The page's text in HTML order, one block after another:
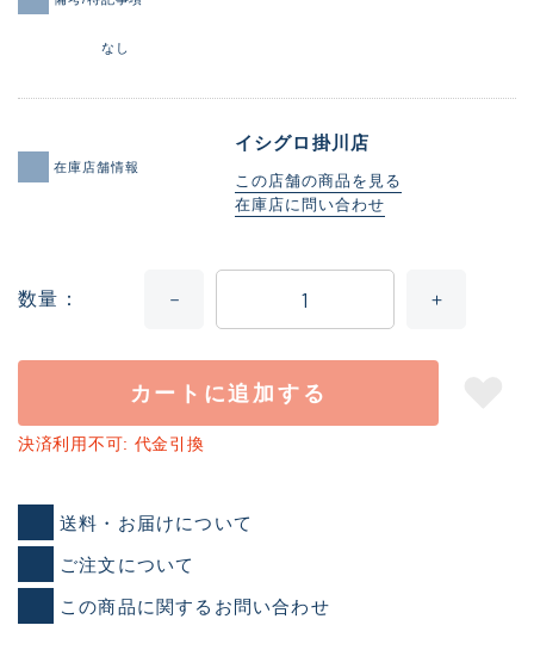
なし
在庫店舗情報
イシグロ掛川店
この店舗の商品を見る
在庫店に問い合わせ
数量
カートに追加する
決済利用不可: 代金引換
送料・お届けについて
ご注文について
この商品に関するお問い合わせ